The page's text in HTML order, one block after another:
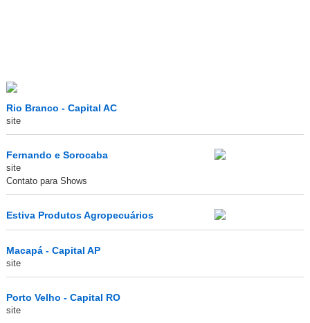
Rio Branco - Capital AC
site
Fernando e Sorocaba
site
Contato para Shows
Estiva Produtos Agropecuários
Macapá - Capital AP
site
Porto Velho - Capital RO
site